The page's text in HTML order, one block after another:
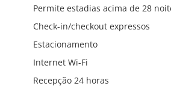
Permite estadias acima de 28
Check-in/checkout expressos
Estacionamento
Internet Wi-Fi
Recepção 24 horas